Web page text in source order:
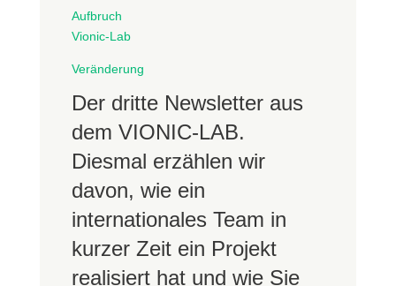
Aufbruch
Vionic-Lab
Veränderung
Der dritte Newsletter aus
dem VIONIC-LAB.
Diesmal erzählen wir
davon, wie ein
internationales Team in
kurzer Zeit ein Projekt
realisiert hat und wie Sie